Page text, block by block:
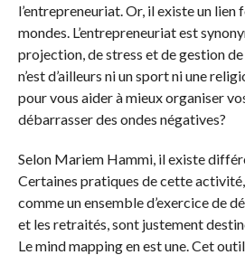
l’entrepreneuriat. Or, il existe un lien
mondes. L’entrepreneuriat est
projection, de stress et de gestion de
n’est d’ailleurs ni un sport ni une
pour vous aider à mieux organiser
débarrasser des ondes négatives?
Selon Mariem Hammi, il existe
Certaines pratiques de cette
comme un ensemble d’exercice de
et les retraités, sont justement
Le mind mapping en est une. Cet